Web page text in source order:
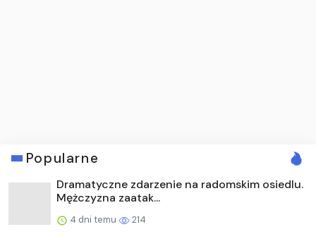
Popularne
Dramatyczne zdarzenie na radomskim osiedlu.
Mężczyzna zaatak...
4 dni temu 214